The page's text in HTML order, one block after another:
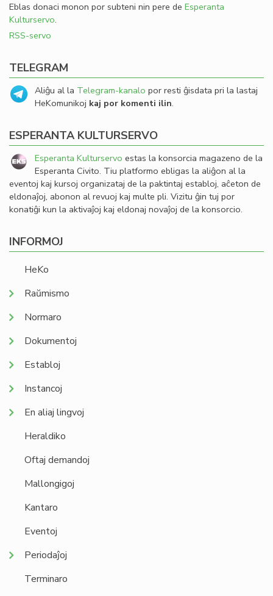
Eblas donaci monon por subteni nin pere de Esperanta
Kulturservo.
RSS-servo
TELEGRAM
Aliĝu al la Telegram-kanalo por resti ĝisdata pri la lastaj
HeKomunikoj kaj por komenti ilin.
ESPERANTA KULTURSERVO
Esperanta Kulturservo estas la konsorcia magazeno de la
Esperanta Civito. Tiu platformo ebligas la aliĝon al la
eventoj kaj kursoj organizataj de la paktintaj establoj, aĉeton de
eldonaĵoj, abonon al revuoj kaj multe pli. Vizitu ĝin tuj por
konatiĝi kun la aktivaĵoj kaj eldonaj novaĵoj de la konsorcio.
INFORMOJ
HeKo
Raŭmismo
Normaro
Dokumentoj
Establoj
Instancoj
En aliaj lingvoj
Heraldiko
Oftaj demandoj
Mallongigoj
Kantaro
Eventoj
Periodaĵoj
Terminaro